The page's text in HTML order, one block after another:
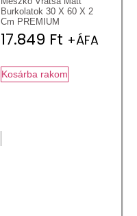
Burkolatok 30 X 60 X 2
Cm PREMIUM
17.849 Ft +ÁFA
Kosárba rakom